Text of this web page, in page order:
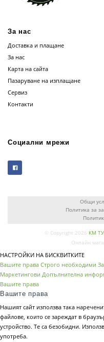
За нас
Доставка и плащане
За нас
Карта на сайта
Пазаруване на изплащане
Сервиз
Контакти
Социални мрежи
Общи
Политика за
© Copyright 2026 КМ
Онлайн
НАСТРОЙКИ НА БИСКВИТКИТЕ
Вашите права Строго необходими
Маркетингови Допълнителна
Вашите права
Вашите права
Нашият сайт използва така
файлове, които се зареждат в
устройство. Те са безобидни.
употреба.